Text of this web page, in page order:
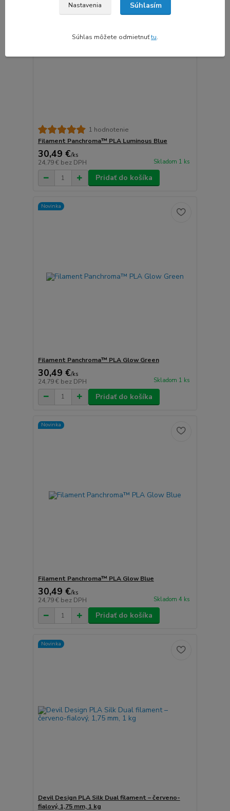
1 hodnotenie
Filament Panchroma™ PLA Luminous Blue
30,49 €/ks
24,79 € bez DPH Skladom 1 ks
Pridať do košíka
Novinka
Filament Panchroma™ PLA Glow Green
30,49 €/ks
24,79 € bez DPH Skladom 1 ks
Pridať do košíka
Novinka
Filament Panchroma™ PLA Glow Blue
30,49 €/ks
24,79 € bez DPH Skladom 4 ks
Pridať do košíka
Novinka
Devil Design PLA Silk Dual filament – červeno-
fialový, 1,75 mm, 1 kg
Nastavenia Súhlasím
Súhlas môžete odmietnuťtu.